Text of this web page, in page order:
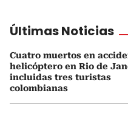
Últimas Noticias
Cuatro muertos en
helicóptero en Rio de
incluidas tres turistas
colombianas